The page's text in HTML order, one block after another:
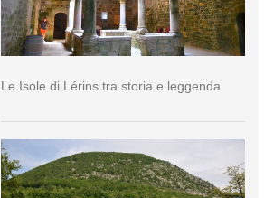
Le Isole di Lérins tra storia e leggenda